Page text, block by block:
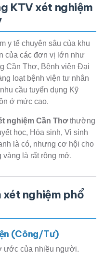
KTV xét nghiệm
y tế chuyên sâu của khu
của các đơn vị lớn như
Cần Thơ, Bệnh viện Đại
loạt bệnh viện tư nhân
cầu tuyển dụng Kỹ
ở mức cao.
nghiệm Cần Thơthường
học, Hóa sinh, Vi sinh
là có, nhưng cơ hội cho
là rất rộng mở.
nghiệm phổ
(Công/Tư)
ước của nhiều người.